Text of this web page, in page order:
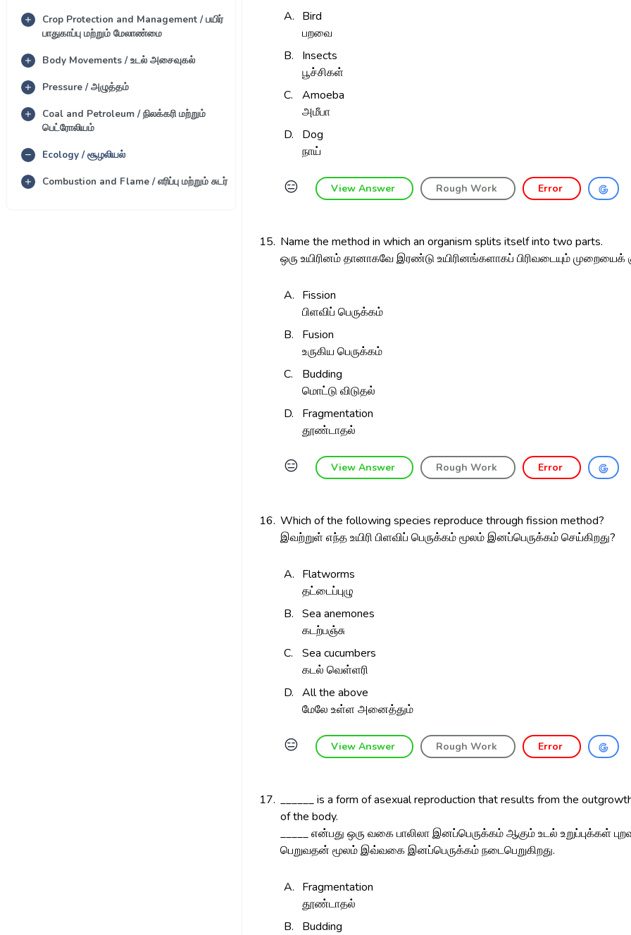
Crop Protection and Management / பயிர்
பாதுகாப்பு மற்றும் மேலாண்மை
Body Movements / உடல் அசைவுகல்
Pressure / அழுத்தம்
Coal and Petroleum / நிலக்கரி மற்றும்
பெட்ரோலியம்
Ecology / சூழலியல்
Combustion and Flame / எரிப்பு மற்றும் சுடர்
A. Bird
பறவை
B.
Insects
பூச்சிகள்
C.
Amoeba
அமீபா
D.
Dog
நாய்
😑 View Answer Rough Work Error
15. Name the method in which an organism splits itself into two parts.
ஒரு உயிரினம் தானாகவே இரண்டு உயிரினங்களாகப் பிரிவடையும் முறையைக்
A. Fission
பிளவிப் பெருக்கம்
B.
Fusion
உருகிய பெருக்கம்
C.
Budding
மொட்டு விடுதல்
D.
Fragmentation
தூண்டாதல்
😑 View Answer Rough Work Error
16. Which of the following species reproduce through fission method?
இவற்றுள் எந்த உயிரி பிளவிப் பெருக்கம் மூலம் இனப்பெருக்கம் செய்கிறது?
A. Flatworms
தட்டைப்புழு
B.
Sea anemones
கடற்பஞ்சு
C.
Sea cucumbers
கடல் வெள்ளரி
D.
All the above
மேலே உள்ள அனைத்தும்
😑 View Answer Rough Work Error
17. ______ is a form of asexual reproduction that results from the
of the body.
_____ என்பது ஒரு வகை பாலிலா இனப்பெருக்கம் ஆகும் உடல் உறுப்புக்கள்
பெறுவதன் மூலம் இவ்வகை இனப்பெருக்கம் நடைபெறுகிறது.
A. Fragmentation
தூண்டாதல்
B.
Budding